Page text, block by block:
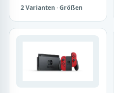
2 Varianten · Größen